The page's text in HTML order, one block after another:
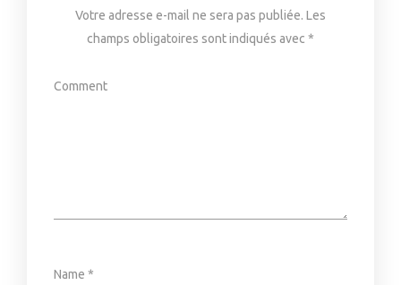
Votre adresse e-mail ne sera pas publiée. Les
champs obligatoires sont indiqués avec *
Comment
Name *